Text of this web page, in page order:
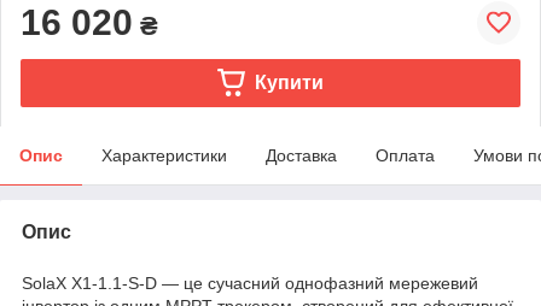
16 020 ₴
Купити
Опис Характеристики Доставка Оплата Умови
Опис
SolaX X1-1.1-S-D — це сучасний однофазний мережевий